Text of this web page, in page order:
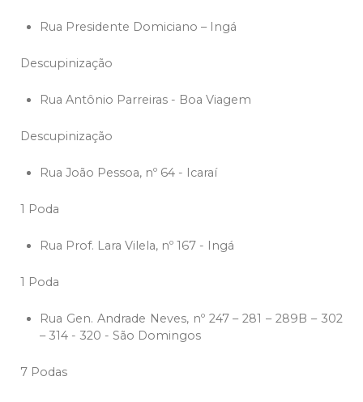
Rua Presidente Domiciano – Ingá
Descupinização
Rua Antônio Parreiras - Boa Viagem
Descupinização
Rua João Pessoa, nº 64 - Icaraí
1 Poda
Rua Prof. Lara Vilela, nº 167 - Ingá
1 Poda
Rua Gen. Andrade Neves, nº 247 – 281 – 289B – 302
– 314 - 320 - São Domingos
7 Podas